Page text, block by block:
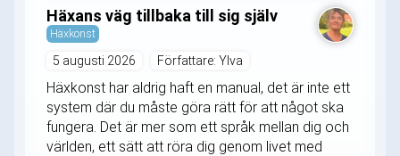
Häxans väg tillbaka till sig själv
Häxkonst
5 augusti 2026 Författare: Ylva
Häxkonst har aldrig haft en manual, det är inte ett
system där du måste göra rätt för att något ska
fungera. Det är mer som ett språk mellan dig och
världen, ett sätt att röra dig genom livet med